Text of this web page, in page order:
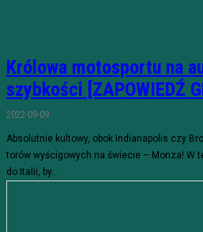
Królowa motosportu na
szybkości [ZAPOWIEDŹ
2022-09-09
Absolutnie kultowy, obok Indianapolis czy
torów wyścigowych na świecie – Monza! W
do Italii, by...